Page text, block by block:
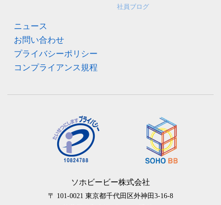
社員ブログ
ニュース
お問い合わせ
プライバシーポリシー
コンプライアンス規程
ソホビービー株式会社
〒 101-0021 東京都千代田区外神田3-16-8